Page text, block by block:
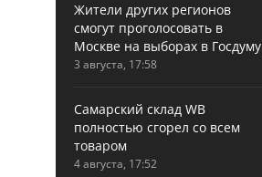
Жители других регионов
смогут проголосовать в
Москве на выборах в Госдуму
3 августа, 17:58
Самарский склад WB
полностью сгорел со всем
товаром
4 августа, 17:52